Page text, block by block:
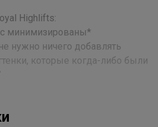
Highlifts:
минимизированы*
нужно ничего добавлять
которые когда-либо были
с режимом ухода FIBREPLEX
IGORA ROYAL 10-м и 12-м